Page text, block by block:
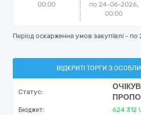
00:00
по 24-06-2026,
00:00
Період оскарження умов закупівлі - по
ВІДКРИТІ ТОРГИ З
Статус:
Бюджет: 624 312